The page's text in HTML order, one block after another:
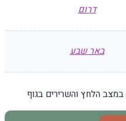
דרום
באר שבע
הלחץ והשרירים בגוף